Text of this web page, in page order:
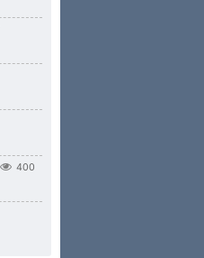
400